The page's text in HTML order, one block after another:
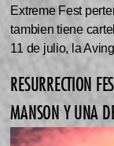
Extreme Fest
tambien tiene
11 de julio, la
RESURRECTION
MANSON Y UNA